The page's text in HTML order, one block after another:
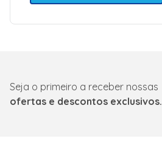
Seja o primeiro a receber nossas
ofertas e descontos exclusivos.